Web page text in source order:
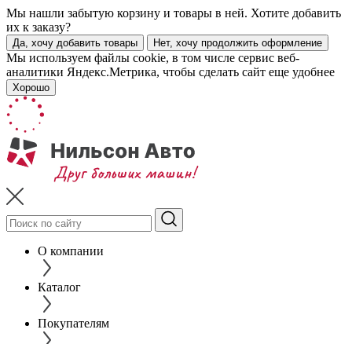
Мы нашли забытую корзину и товары в ней. Хотите добавить
их к заказу?
Да, хочу добавить товары Нет, хочу продолжить оформление
Мы используем файлы cookie, в том числе сервис веб-
аналитики Яндекс.Метрика, чтобы сделать сайт еще удобнее
Хорошо
О компании
Каталог
Покупателям